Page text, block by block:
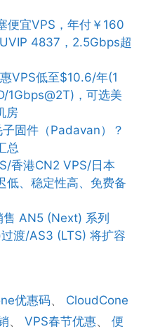
便宜VPS，年付￥160
4837，2.5Gbps超
VPS低至$10.6/年(1
1Gbps@2T)，可选美
房
固件（Padavan）？
总
香港CN2 VPS/日本
低、稳定性高、免费备
AN5 (Next) 系列
渡/AS3 (LTS) 将扩容
优惠码、 CloudCone
、 VPS春节优惠、 便